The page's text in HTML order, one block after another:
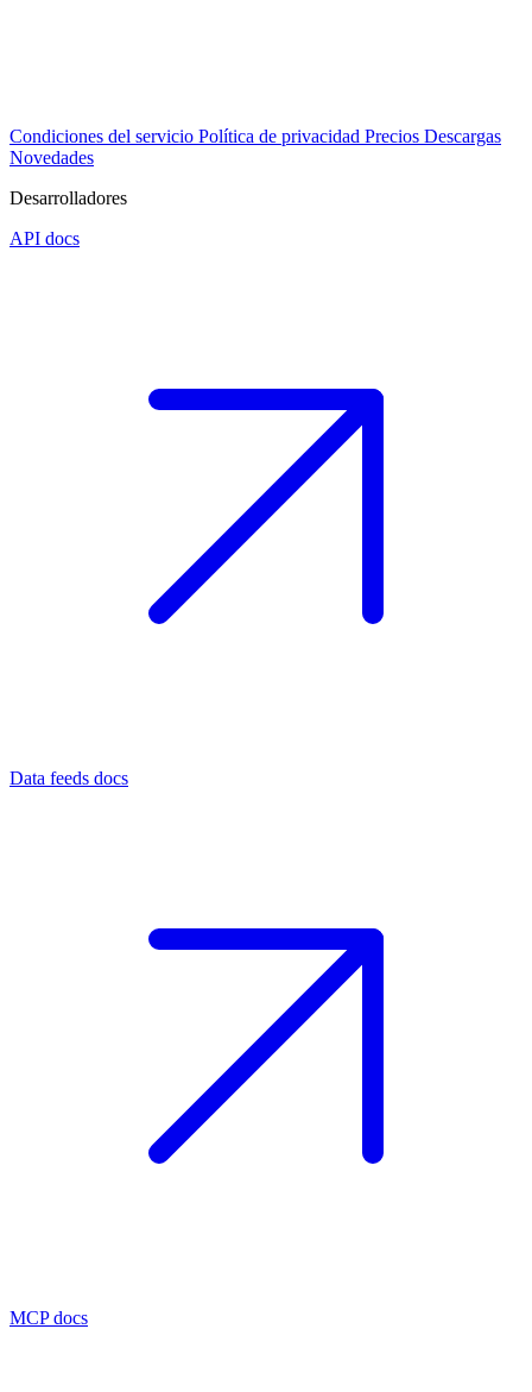
Condiciones del servicio Política de privacidad Precios Descargas
Novedades
Desarrolladores
API docs
Data feeds docs
MCP docs